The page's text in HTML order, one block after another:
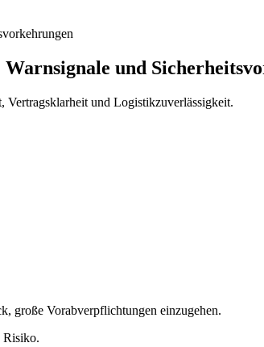
und
Vertragsklarheit und Logistikzuverlässigkeit.
große Vorabverpflichtungen einzugehen.
Risiko.